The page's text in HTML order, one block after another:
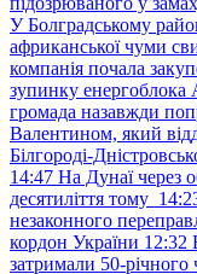
У Болградському
африканської чуми
компанія почала
зупинку
громада назавжди
Валентином, який
Білгороді-
14:47 На Дунаї через
десятиліття тому
незаконного
кордон України 12:32
затримали 50-річного